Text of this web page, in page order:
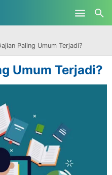
content
Paling Umum Terjadi?
Umum Terjadi?